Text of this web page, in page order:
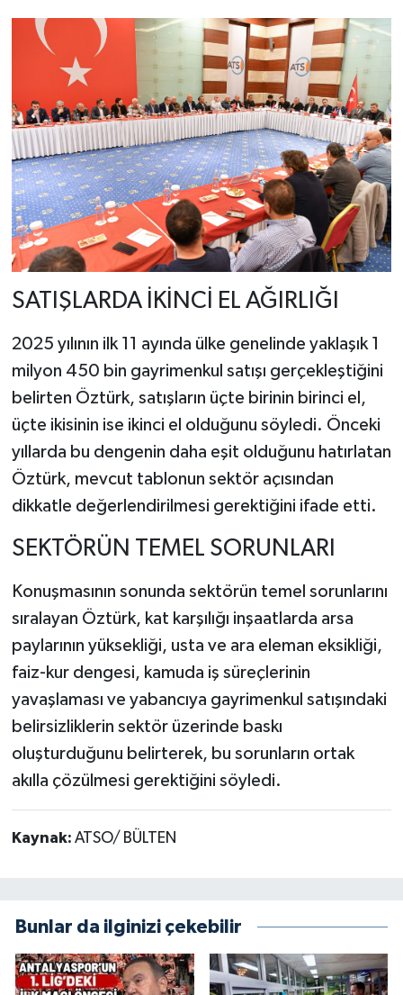
SATIŞLARDA İKİNCİ EL AĞIRLIĞI
2025 yılının ilk 11 ayında ülke genelinde yaklaşık 1
milyon 450 bin gayrimenkul satışı gerçekleştiğini
belirten Öztürk, satışların üçte birinin birinci el,
üçte ikisinin ise ikinci el olduğunu söyledi. Önceki
yıllarda bu dengenin daha eşit olduğunu hatırlatan
Öztürk, mevcut tablonun sektör açısından
dikkatle değerlendirilmesi gerektiğini ifade etti.
SEKTÖRÜN TEMEL SORUNLARI
Konuşmasının sonunda sektörün temel sorunlarını
sıralayan Öztürk, kat karşılığı inşaatlarda arsa
paylarının yüksekliği, usta ve ara eleman eksikliği,
faiz-kur dengesi, kamuda iş süreçlerinin
yavaşlaması ve yabancıya gayrimenkul satışındaki
belirsizliklerin sektör üzerinde baskı
oluşturduğunu belirterek, bu sorunların ortak
akılla çözülmesi gerektiğini söyledi.
Kaynak: ATSO/ BÜLTEN
Bunlar da ilginizi çekebilir